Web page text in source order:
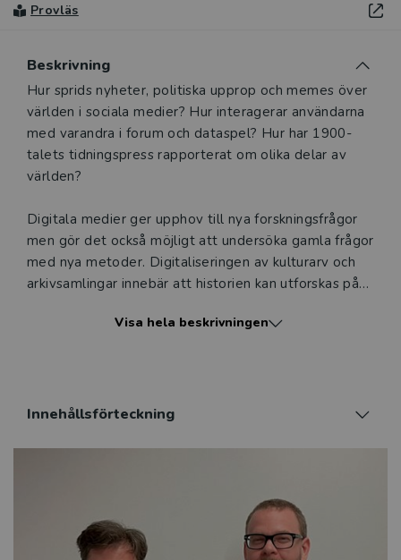
Provläs
Beskrivning
Beskrivning
Hur sprids nyheter, politiska upprop och memes över
världen i sociala medier? Hur interagerar användarna
med varandra i forum och dataspel? Hur har 1900-
talets tidningspress rapporterat om olika delar av
världen?
Digitala medier ger upphov till nya forskningsfrågor
men gör det också möjligt att undersöka gamla frågor
med nya metoder. Digitaliseringen av kulturarv och
arkivsamlingar innebär att historien kan utforskas på
introduceras här en bred uppsättning digitala
dataspel, gränssnitt och digitala flöden. Dessutom
illustrativa exempel hur de kan användas i konkreta
undersökningar.
Visa hela beskrivningen
Innehållsförteckning